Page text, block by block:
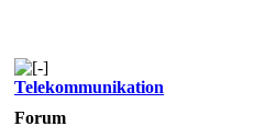
Telekommunikation
Forum